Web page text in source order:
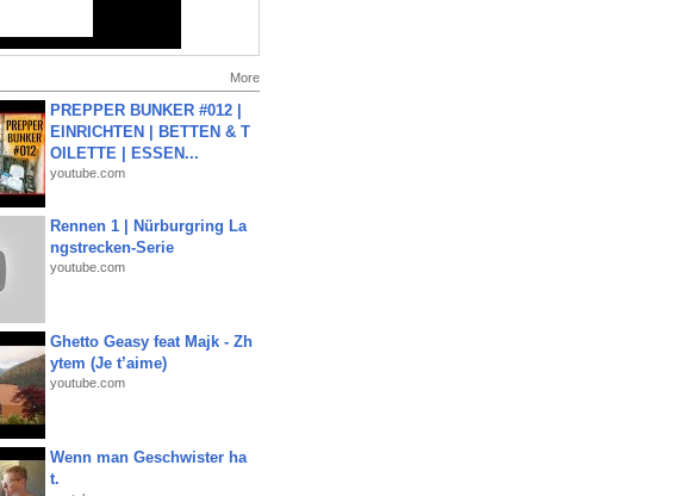
More
PREPPER BUNKER #012 |
EINRICHTEN | BETTEN & T
OILETTE | ESSEN...
youtube.com
Rennen 1 | Nürburgring La
ngstrecken-Serie
youtube.com
Ghetto Geasy feat Majk - Zh
ytem (Je t’aime)
youtube.com
Wenn man Geschwister ha
t.